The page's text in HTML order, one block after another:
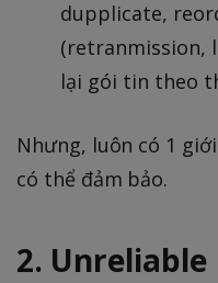
dupplicate,
(retranmission,
lại gói tin theo
Nhưng, luôn có 1
có thể đảm bảo.
2.